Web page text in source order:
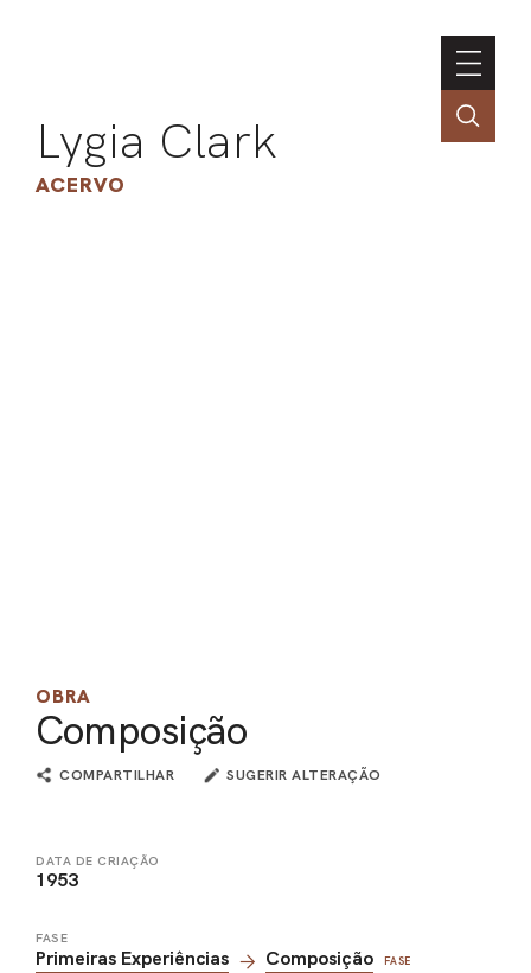
Lygia Clark
ACERVO
OBRA
Composição
COMPARTILHAR SUGERIR ALTERAÇÃO
DATA DE CRIAÇÃO
1953
FASE
Primeiras Experiências Composição FASE